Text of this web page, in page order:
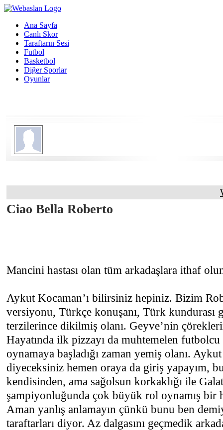
Ana Sayfa
Canlı Skor
Taraftarın Sesi
Futbol
Basketbol
Diğer Sporlar
Oyunlar
Ciao Bella Roberto
Mancini hastası olan tüm arkadaşlara ithaf
Aykut Kocaman’ı bilirsiniz hepiniz. Bizim
versiyonu, Türkçe konuşanı, Türk
terzilerince dikilmiş olanı. Geyve’nin
Hayatında ilk pizzayı da muhtemelen
oynamaya başladığı zaman yemiş olanı.
diyeceksiniz hemen oraya da giriş yapayım,
kendisinden, ama sağolsun korkaklığı ile
şampiyonluğunda çok büyük rol oynamış bir
Aman yanlış anlamayın çünkü bunu ben
taraftarları diyor. Az dalgasını geçmedik